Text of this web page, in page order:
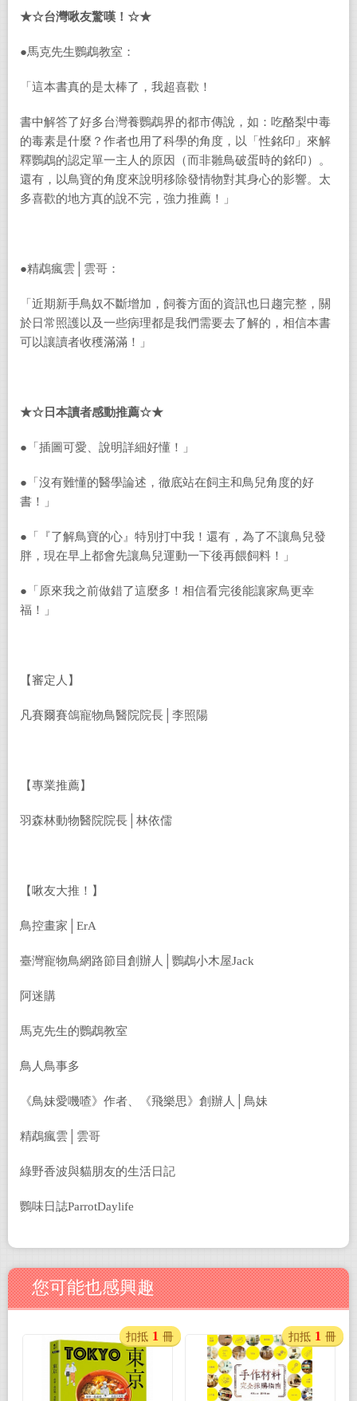
★☆台灣啾友驚嘆！☆★
●馬克先生鸚鵡教室：
「這本書真的是太棒了，我超喜歡！
書中解答了好多台灣養鸚鵡界的都市傳說，如：吃酪梨中毒
的毒素是什麼？作者也用了科學的角度，以「性銘印」來解
釋鸚鵡的認定單一主人的原因（而非雛鳥破蛋時的銘印）。
還有，以鳥寶的角度來說明移除發情物對其身心的影響。太
多喜歡的地方真的說不完，強力推薦！」
●精鵡瘋雲│雲哥：
「近期新手鳥奴不斷增加，飼養方面的資訊也日趨完整，關
於日常照護以及一些病理都是我們需要去了解的，相信本書
可以讓讀者收穫滿滿！」
★☆日本讀者感動推薦☆★
● 「插圖可愛、說明詳細好懂！」
● 「沒有難懂的醫學論述，徹底站在飼主和鳥兒角度的好
書！」
● 「『了解鳥寶的心』特別打中我！還有，為了不讓鳥兒發
胖，現在早上都會先讓鳥兒運動一下後再餵飼料！」
● 「原來我之前做錯了這麼多！相信看完後能讓家鳥更幸
福！」
【審定人】
凡賽爾賽鴿寵物鳥醫院院長│李照陽
【專業推薦】
羽森林動物醫院院長│林依儒
【啾友大推！】
鳥控畫家│ErA
臺灣寵物鳥網路節目創辦人│鸚鵡小木屋Jack
阿迷購
馬克先生的鸚鵡教室
鳥人鳥事多
《鳥妹愛嘰喳》作者、《飛樂思》創辦人│鳥妹
精鵡瘋雲│雲哥
綠野香波與貓朋友的生活日記
鸚味日誌ParrotDaylife
您可能也感興趣
扣抵 1 冊 扣抵 1 冊